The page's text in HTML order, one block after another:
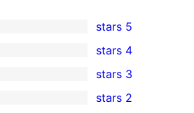
158
5-
star
reviews
5 stars
4-
star
4 stars
5
3-
3 stars
2 stars